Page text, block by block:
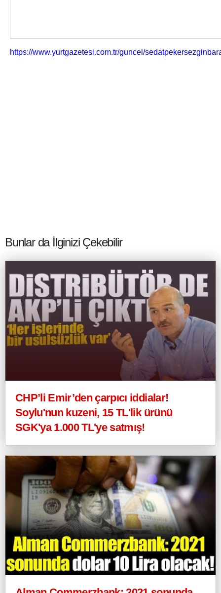
https://www.yurtgazetesi.com.tr/guncel/
Bunlar da İlginizi Çekebilir
CHP’li Emir’den çarpıcı iddialar!
Soylu'nun kuzeni, 15 TL'lik ürünü
SGK'ya 1.000 TL'ye satmış!